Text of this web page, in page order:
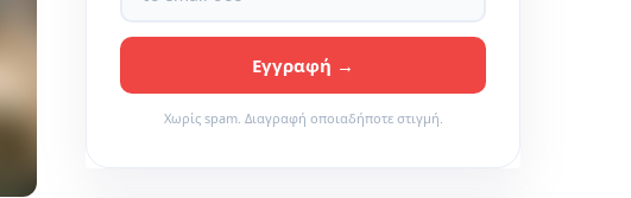
Χωρίς spam. Διαγραφή οποιαδήποτε στιγμή.